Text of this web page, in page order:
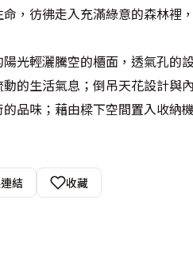
，彷彿走入充滿綠意的森林裡
光輕灑騰空的櫃面，透氣孔的
的生活氣息；倒吊天花設計與
品味；藉由樑下空間置入收納
結
收藏